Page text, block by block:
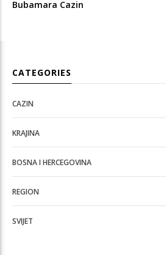
Bubamara Cazin
CATEGORIES
CAZIN
KRAJINA
BOSNA I HERCEGOVINA
REGION
SVIJET